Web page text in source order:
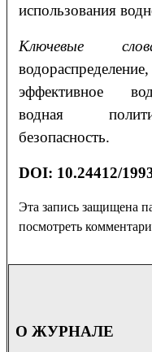
использования
Ключевые
эффективное
водная
безопасность.
DOI: 10.24412/
Эта запись защищена
посмотреть
О ЖУРНАЛЕ